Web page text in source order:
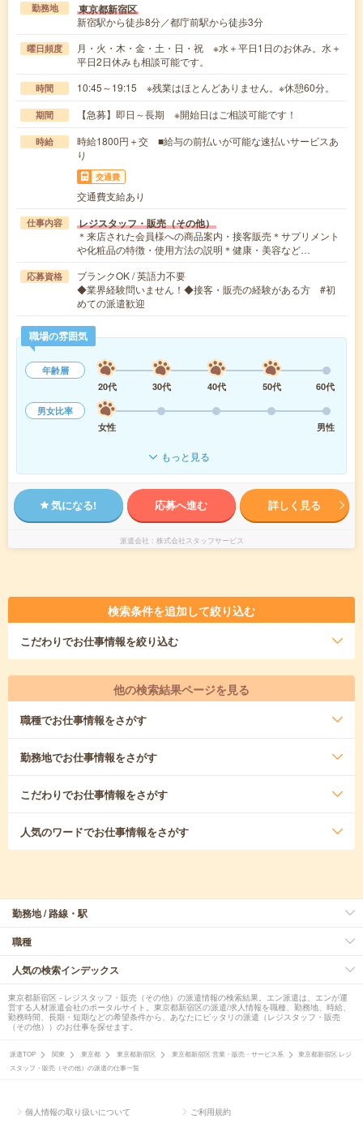
勤務地 東京都新宿区
新宿駅から徒歩8分／都庁前駅から徒歩3分
曜日頻度
月・火・木・金・土・日・祝 ※水＋平日1日のお休み。水＋
平日2日休みも相談可能です。
時間 10:45～19:15 ※残業はほとんどありません。※休憩60分。
期間 【急募】即日～長期 ※開始日はご相談可能です！
時給
時給1800円＋交 ■給与の前払いが可能な速払いサービスあ
り
交通費
交通費支給あり
仕事内容 レジスタッフ・販売（その他）
＊来店された会員様への商品案内・接客販売＊サプリメント
や化粧品の特徴・使用方法の説明＊健康・美容など…
応募資格
ブランクOK / 英語力不要
◆業界経験問いません！◆接客・販売の経験がある方 #初
めての派遣歓迎
職場の雰囲気
年齢層
20代
30代 40代 50代
60代
男女比率
女性
男性
もっと見る
気になる! 応募へ進む 詳しく見る
派遣会社 株式会社スタッフサービス
検索条件を追加して絞り込む
こだわりでお仕事情報を絞り込む
他の検索結果ページを見る
職種でお仕事情報をさがす
勤務地でお仕事情報をさがす
こだわりでお仕事情報をさがす
人気のワードでお仕事情報をさがす
勤務地 / 路線・駅
職種
人気の検索インデックス
東京都新宿区 - レジスタッフ・販売（その他）の派遣情報の検索結果。エン派遣は、エンが運
営する人材派遣会社のポータルサイト。東京都新宿区の派遣/求人情報を職種、勤務地、時給、
勤務時間、長期・短期などの希望条件から、あなたにピッタリの派遣（レジスタッフ・販売
（その他））のお仕事を探せます。
派遣TOP 関東 東京都 東京都新宿区 東京都新宿区 営業・販売・サービス系
東京都新宿区 レジ
スタッフ・販売（その他）の派遣の仕事一覧
個人情報の取り扱いについて ご利用規約